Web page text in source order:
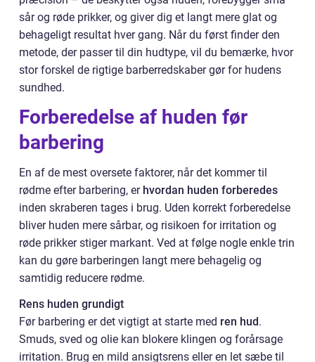
sår og røde prikker, og giver dig et langt mere glat og
behageligt resultat hver gang. Når du først finder den
metode, der passer til din hudtype, vil du bemærke, hvor
stor forskel de rigtige barberredskaber gør for hudens
sundhed.
Forberedelse af huden før
barbering
En af de mest oversete faktorer, når det kommer til
rødme efter barbering, er hvordan huden forberedes
inden skraberen tages i brug. Uden korrekt forberedelse
bliver huden mere sårbar, og risikoen for irritation og
røde prikker stiger markant. Ved at følge nogle enkle trin
kan du gøre barberingen langt mere behagelig og
samtidig reducere rødme.
Rens huden grundigt
Før barbering er det vigtigt at starte med ren hud.
Smuds, sved og olie kan blokere klingen og forårsage
irritation. Brug en mild ansigtsrens eller en let sæbe til